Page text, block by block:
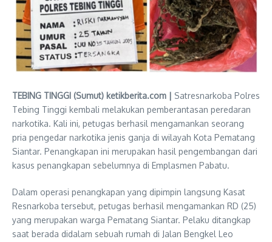
TEBING TINGGI (Sumut) ketikberita.com | Satresnarkoba Polres
Tebing Tinggi kembali melakukan pemberantasan peredaran
narkotika. Kali ini, petugas berhasil mengamankan seorang
pria pengedar narkotika jenis ganja di wilayah Kota Pematang
Siantar. Penangkapan ini merupakan hasil pengembangan dari
kasus penangkapan sebelumnya di Emplasmen Pabatu.
Dalam operasi penangkapan yang dipimpin langsung Kasat
Resnarkoba tersebut, petugas berhasil mengamankan RD (25)
yang merupakan warga Pematang Siantar. Pelaku ditangkap
saat berada didalam sebuah rumah di Jalan Bengkel Leo